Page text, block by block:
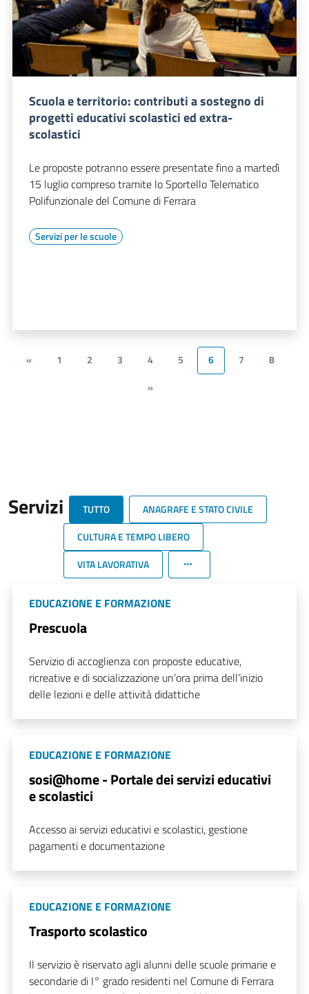
Scuola e territorio: contributi a sostegno di
progetti educativi scolastici ed extra-
scolastici
Le proposte potranno essere presentate fino a martedì
15 luglio compreso tramite lo Sportello Telematico
Polifunzionale del Comune di Ferrara
Servizi per le scuole
« 1 2 3 4 5 6 7
8
»
Servizi TUTTO
ANAGRAFE E STATO CIVILE
CULTURA E TEMPO LIBERO
VITA LAVORATIVA
EDUCAZIONE E FORMAZIONE
Prescuola
Servizio di accoglienza con proposte educative,
ricreative e di socializzazione un’ora prima dell’inizio
delle lezioni e delle attività didattiche
EDUCAZIONE E FORMAZIONE
sosi@home - Portale dei servizi educativi
e scolastici
Accesso ai servizi educativi e scolastici, gestione
pagamenti e documentazione
EDUCAZIONE E FORMAZIONE
Trasporto scolastico
Il servizio è riservato agli alunni delle scuole primarie e
secondarie di I° grado residenti nel Comune di Ferrara